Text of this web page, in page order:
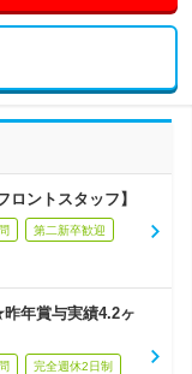
ロントスタッフ】
第二新卒歓迎
年賞与実績4.2ヶ
完全週休2日制